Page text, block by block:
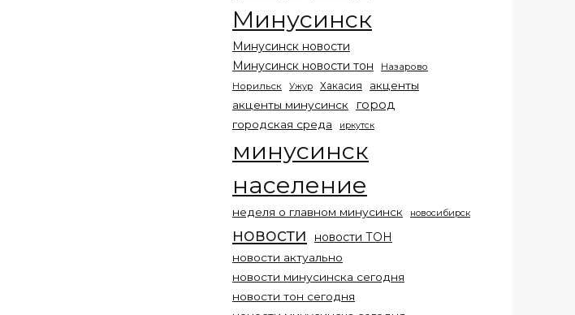
Минусинск
Минусинск новости
Минусинск новости тон
Назарово
Норильск
Ужур Хакасия
акценты
акценты минусинск
город
городская среда иркутск
минусинск
население
неделя о главном минусинск новосибирск
новости новости ТОН
новости актуально
новости минусинска сегодня
новости тон сегодня